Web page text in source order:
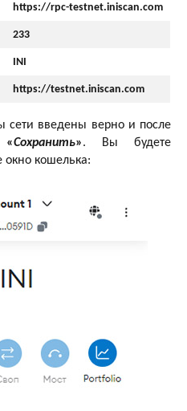
https://rpc-testnet.iniscan.com
233
INI
https://testnet.iniscan.com
сети введены верно и после
«Сохранить». Вы будете
окно кошелька: